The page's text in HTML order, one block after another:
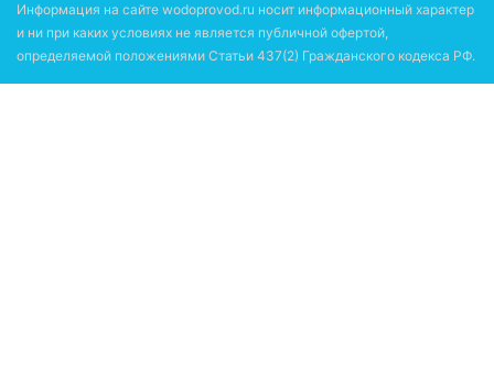
Информация на сайте wodoprovod.ru носит информационный характер
и ни при каких условиях не является публичной офертой,
определяемой положениями Статьи 437(2) Гражданского кодекса РФ.